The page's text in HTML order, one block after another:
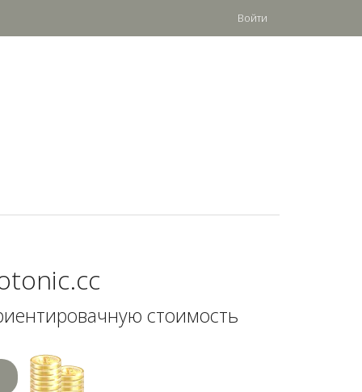
Войти
стоимость